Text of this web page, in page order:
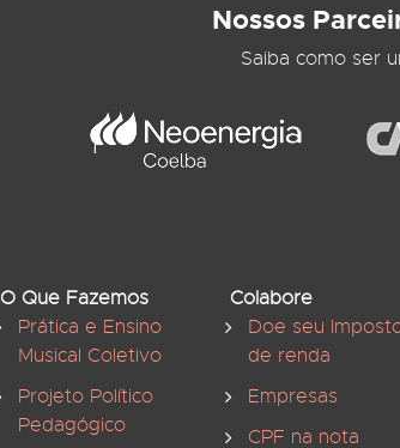
Nossos
Saiba como ser
O Que Fazemos
Prática e Ensino
Musical Coletivo
Projeto Político
Pedagógico
Colabore
Doe seu
de renda
Empresas
CPF na nota